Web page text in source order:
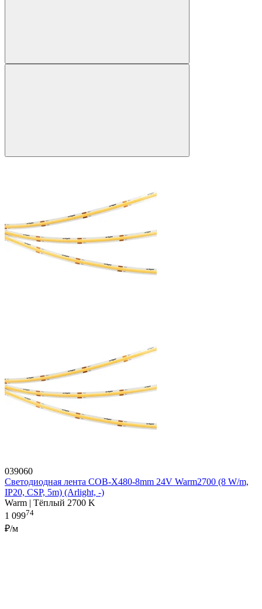
039060
Светодиодная лента COB-X480-8mm 24V Warm2700 (8 W/m,
IP20, CSP, 5m) (Arlight, -)
Warm | Тёплый 2700 K
1 09974
₽/м